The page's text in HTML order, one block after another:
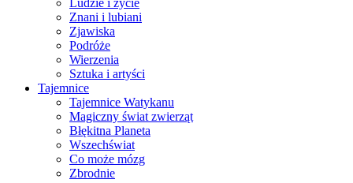
Ludzie i życie
Znani i lubiani
Zjawiska
Podróże
Wierzenia
Sztuka i artyści
Tajemnice
Tajemnice Watykanu
Magiczny świat zwierząt
Błękitna Planeta
Wszechświat
Co może mózg
Zbrodnie